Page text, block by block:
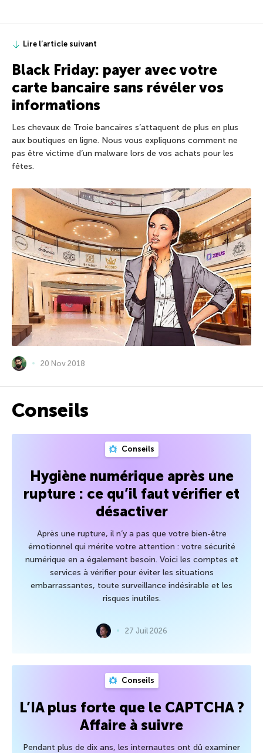
Lire l’article suivant
Black Friday: payer avec votre
carte bancaire sans révéler vos
informations
Les chevaux de Troie bancaires s’attaquent de plus en plus
aux boutiques en ligne. Nous vous expliquons comment ne
pas être victime d’un malware lors de vos achats pour les
fêtes.
20 Nov 2018
Conseils
Conseils
Hygiène numérique après une
rupture : ce qu’il faut vérifier et
désactiver
Après une rupture, il n’y a pas que votre bien-être
émotionnel qui mérite votre attention : votre sécurité
numérique en a également besoin. Voici les comptes et
services à vérifier pour éviter les situations
embarrassantes, toute surveillance indésirable et les
risques inutiles.
27 Juil 2026
Conseils
L’IA plus forte que le CAPTCHA ?
Affaire à suivre
Pendant plus de dix ans, les internautes ont dû examiner